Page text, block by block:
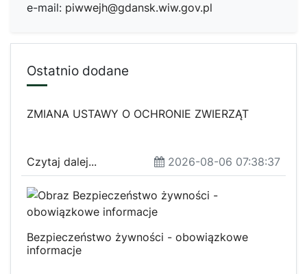
e-mail: piwwejh@gdansk.wiw.gov.pl
Ostatnio dodane
ZMIANA USTAWY O OCHRONIE ZWIERZĄT
Czytaj dalej... 2026-08-06 07:38:37
Bezpieczeństwo żywności - obowiązkowe
informacje